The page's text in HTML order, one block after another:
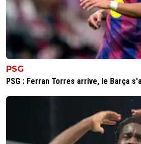
PSG
PSG : Ferran Torres arrive, le Barça